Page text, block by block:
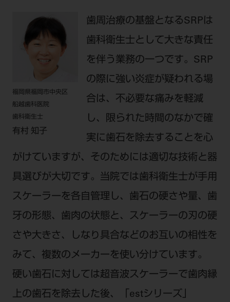
福岡県福岡市中央区
船越歯科医院
歯科衛生士
有村 知子
歯周治療の基盤となるSRPは
歯科衛生士として大きな責任
を伴う業務の一つです。SRP
の際に強い炎症が疑われる場
合は、不必要な痛みを軽減
し、限られた時間のなかで確
実に歯石を除去することを心
がけていますが、そのためには適切な技術と器
具選びが大切です。当院では歯科衛生士が手用
スケーラーを各自管理し、歯石の硬さや量、歯
牙の形態、歯肉の状態と、スケーラーの刃の硬
さや大きさ、しなり具合などのお互いの相性を
みて、複数のメーカーを使い分けています。
硬い歯石に対しては超音波スケーラーで歯肉縁
上の歯石を除去した後、「estシリーズ」
オンラインカタログ InternetDO
モリタ友の会のご案内
モリタ友の会無料会員登録
Q&A
修理・メンテナンス等
院内ツアー
デンタルマガジン
ビデオライブラリー
DMR（ディーエムアール）
特集
メールマガジンスマイル＋
ビバリーくんの歯科イラスト素材集
モリタカレンダー
ビバリーくんLINEスタンプ
全国のショールーム
北海道
東京
愛知
大阪
京都
広島
福岡
Dental Plaza Tokyo
Dental Plaza Tokyo
MDSCについて
Digital Seminar
メール
メールでのお問い合わせはこちら
電 話 /0800-222-8020（無料）
FAX / 0800-222-6480 （無料）
IP電話・ひかり電話は繋がらない場合がありま
す。